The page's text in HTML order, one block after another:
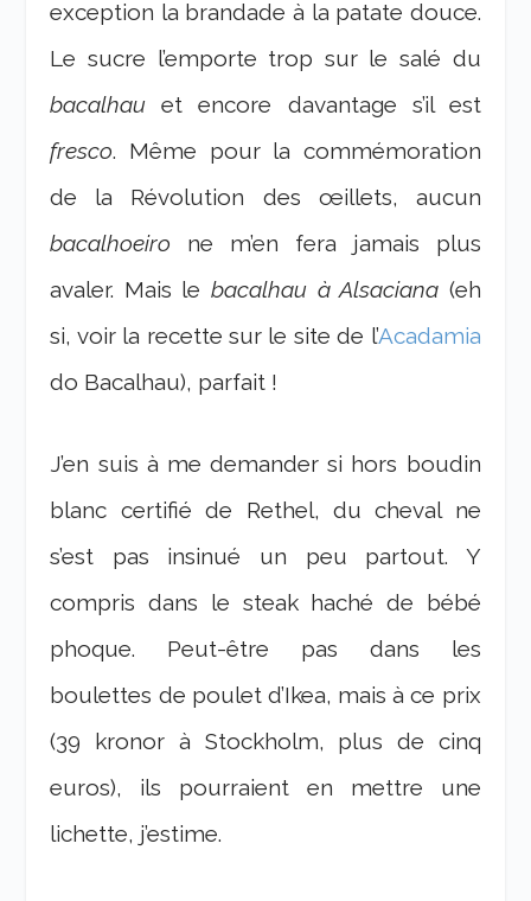
exception la brandade à la patate douce.
Le sucre l’emporte trop sur le salé du
bacalhauet encore davantage s’il est
fresco. Même pour la commémoration
de la Révolution des œillets, aucun
bacalhoeiro ne m’en fera jamais plus
avaler. Mais le bacalhau à Alsaciana (eh
si, voir la recette sur le site de l’Acadamia
do Bacalhau), parfait !
J’en suis à me demander si hors boudin
blanc certifié de Rethel, du cheval ne
s’est pas insinué un peu partout. Y
compris dans le steak haché de bébé
phoque. Peut-être pas dans les
boulettes de poulet d’Ikea, mais à ce prix
(39 kronor à Stockholm, plus de cinq
euros), ils pourraient en mettre une
lichette, j’estime.